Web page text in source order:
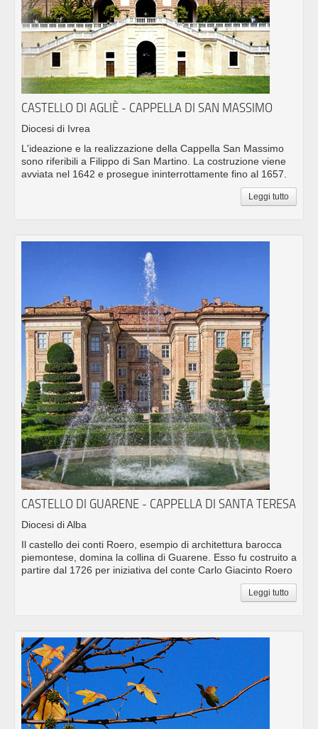
CASTELLO DI AGLIÈ - CAPPELLA DI SAN MASSIMO
Diocesi di Ivrea
L'ideazione e la realizzazione della Cappella San Massimo
sono riferibili a Filippo di San Martino. La costruzione viene
avviata nel 1642 e prosegue ininterrottamente fino al 1657.
Leggi tutto
CASTELLO DI GUARENE - CAPPELLA DI SANTA TERESA
Diocesi di Alba
Il castello dei conti Roero, esempio di architettura barocca
piemontese, domina la collina di Guarene. Esso fu costruito a
partire dal 1726 per iniziativa del conte Carlo Giacinto Roero
Leggi tutto